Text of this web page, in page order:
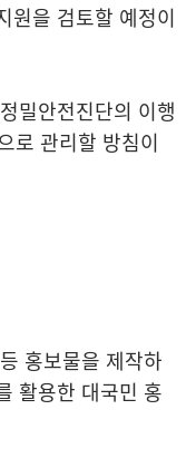
원을 검토할 예정이
밀안전진단의 이행
로 관리할 방침이
홍보물을 제작하
활용한 대국민 홍